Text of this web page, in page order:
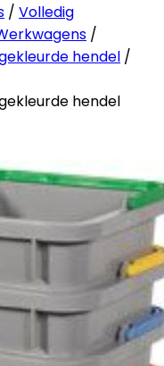
/ Volledig
/
hendel /
hendel